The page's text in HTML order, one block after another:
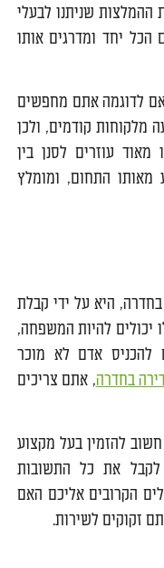
ההמלצות שניתנו לבעלי
הכל יחד ומדרגים אותו
לדוגמה אתם מחפשים
מלקוחות קודמים, ולכן
מאוד עוזרים לסנן בין
התחום, ומומלץ
היא על ידי קבלת
יכולים להיות המשפחה,
להכניס אדם לא מוכר
דירה בחדרה, אתם צריכים
להזמין בעל מקצוע
לקבל את כל התשובות
הקרובים אליכם האם
זקוקים לשירות.